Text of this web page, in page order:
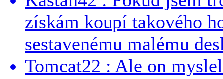
získám koupí takového
sestavenému malému
Tomcat22 : Ale on